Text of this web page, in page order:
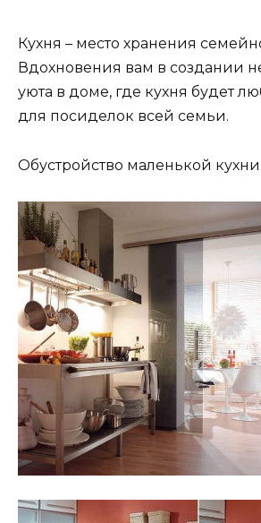
Кухня – место хранения
Вдохновения вам в создании
уюта в доме, где кухня будет
для посиделок всей семьи.
Обустройство маленькой